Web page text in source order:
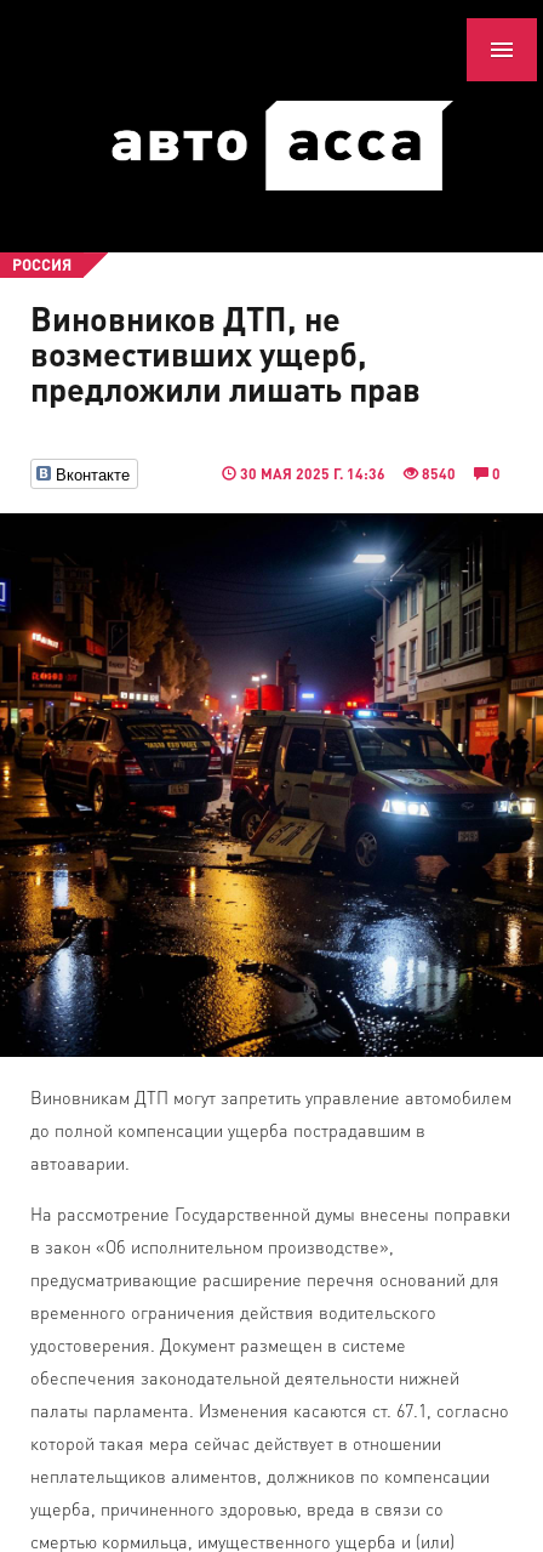
РОССИЯ
Виновников ДТП, не
возместивших ущерб,
предложили лишать прав
Вконтакте 30 МАЯ 2025 Г. 14:36 8540 0
Виновникам ДТП могут запретить управление автомобилем
до полной компенсации ущерба пострадавшим в
автоаварии.
На рассмотрение Государственной думы внесены поправки
в закон «Об исполнительном производстве»,
предусматривающие расширение перечня оснований для
временного ограничения действия водительского
удостоверения. Документ размещен в системе
обеспечения законодательной деятельности нижней
палаты парламента. Изменения касаются ст. 67.1, согласно
которой такая мера сейчас действует в отношении
неплательщиков алиментов, должников по компенсации
ущерба, причиненного здоровью, вреда в связи со
смертью кормильца, имущественного ущерба и (или)